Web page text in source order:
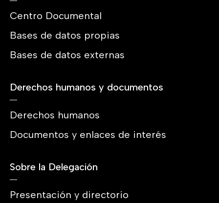
Centro Documental
Bases de datos propias
Bases de datos externas
Derechos humanos y documentos
Derechos humanos
Documentos y enlaces de interés
Sobre la Delegación
Presentación y directorio